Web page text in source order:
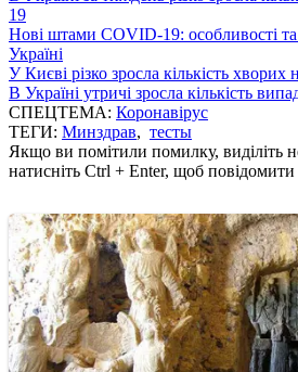
19
Нові штами COVID-19: особливості та
Україні
У Києві різко зросла кількість хворих
В Україні утричі зросла кількість
СПЕЦТЕМА: Коронавірус
ТЕГИ: Минздрав, тесты
Якщо ви помітили помилку, виділіть
натисніть Ctrl + Enter, щоб